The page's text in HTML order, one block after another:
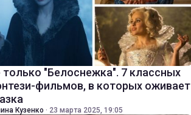
только "Белоснежка". 7 классных
фильмов, в которых оживает
Кузенко · 23 марта 2025, 19:05